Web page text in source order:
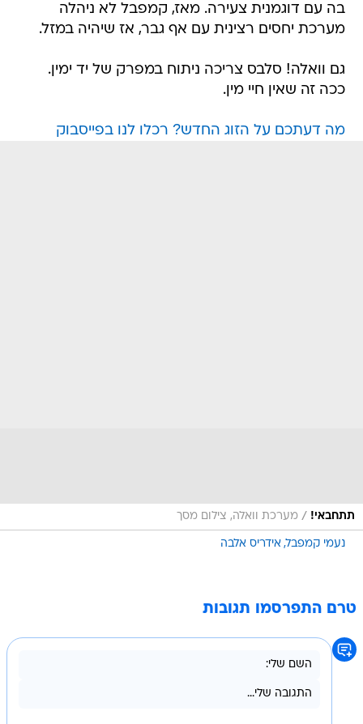
בה עם דוגמנית צעירה. מאז, קמפבל לא ניהלה
מערכת יחסים רצינית עם אף גבר, אז שיהיה במזל.
גם וואלה! סלבס צריכה ניתוח במפרק של יד ימין.
ככה זה שאין חיי מין.
מה דעתכם על הזוג החדש? רכלו לנו בפייסבוק
תתחבאי! / מערכת וואלה, צילום מסך
נעמי קמפבל אידריס אלבה
טרם התפרסמו תגובות